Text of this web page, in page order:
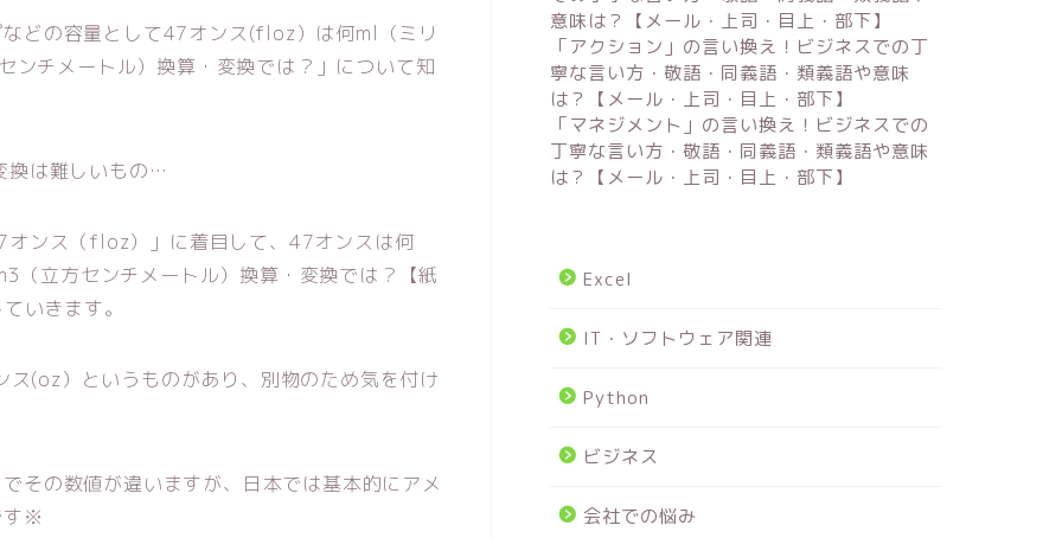
どの容量として47オンス(floz）は何ml（ミリ
ンチメートル）換算・変換では？」について知
換は難しいもの…
オンス（floz）」に着目して、47オンスは何
（立方センチメートル）換算・変換では？【紙
いきます。
(oz）というものがあり、別物のため気を付け
その数値が違いますが、日本では基本的にアメ
す※
意味は？【メール・上司・目上・部下】
「アクション」の言い換え！ビジネスでの丁
寧な言い方・敬語・同義語・類義語や意味
は？【メール・上司・目上・部下】
「マネジメント」の言い換え！ビジネスでの
丁寧な言い方・敬語・同義語・類義語や意味
は？【メール・上司・目上・部下】
Excel
IT・ソフトウェア関連
Python
ビジネス
会社での悩み